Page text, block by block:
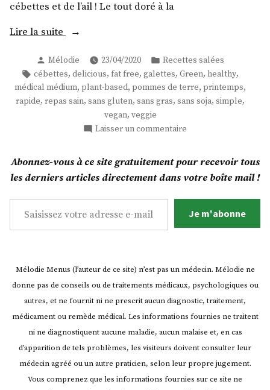
cébettes et de l’ail ! Le tout doré à la
Lire la suite
« Galettes
pommes
de
terre
cébettes
Publié
par
Mélodie 23/04/2020
Publié
dans
Recettes salées
Étiquettes :
cébettes, delicious, fat free, galettes, Green, healthy,
médical médium, plant-based, pommes de terre, printemps,
rapide, repas sain, sans gluten, sans gras, sans soja, simple,
vegan, veggie
Laisser un commentaire
pommes
de
Abonnez-vous à ce site gratuitement pour recevoir tous
les derniers articles directement dans votre boîte mail !
Saisissez votre adresse e-mail…
Je m'abonne
Mélodie Menus (l’auteur de ce site) n’est pas un médecin. Mélodie ne
donne pas de conseils ou de traitements médicaux, psychologiques ou
autres, et ne fournit ni ne prescrit aucun diagnostic, traitement,
médicament ou remède médical. Les informations fournies ne traitent
ni ne diagnostiquent aucune maladie, aucun malaise et, en cas
d’apparition de tels problèmes, les visiteurs doivent consulter leur
médecin agréé ou un autre praticien, selon leur propre jugement.
Vous comprenez que les informations fournies sur ce site ne